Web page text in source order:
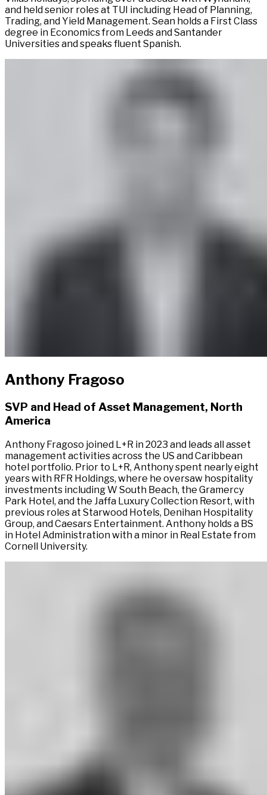
and held senior roles at TUI including Head of Planning,
Trading, and Yield Management. Sean holds a First Class
degree in Economics from Leeds and Santander
Universities and speaks fluent Spanish.​​​​‌ ‍ ​‍​‍‌‍ ‌ ​‍‌‍‍‌‌‍‌ ‌‍‍‌‌‍ ‍​‍​‍​ ‍‍​‍​‍‌ ​ ‌‍​‌‌‍ ‍‌‍‍‌‌ ‌​‌ ‍‌​‍ ‍‌‍‍‌‌‍ ​‍​‍​‍ ​​‍​‍‌‍‍​‌ ​‍‌‍‌‌‌‍‌‍​‍​‍​ ‍‍​‍​‍‌‍‍​‌ ‌​‌ ‌​‌ ​​‌ ​ ​ ‍‍​‍ ​‍ ‌‍ ​​‍ ‌‌‍​‌‌‍ ‍‌‍‌​​‍ ‌‌ ​‍​‍ ‌‌‍‍​‌‍ ‌ ‌​‌‍‌‌‌‍ ​‌ ​ ​‍ ‌‌ ​ ‌ ‌​‌ ‌‌‌‍‌​‌‍‍‌‌‍ ​‍ ‍‌ ‌‍‌‍‌‌‌ ​‍‌‍​ ‌‍‌‌‌‍ ​​‍ ‍‌‍​‌‌ ​​‌ ​​​‍ ‌‍‍‌‌‍ ‍‌ ‌​‌‍‌‌‌‍ ‍‌ ‌​​‍ ‌‍‌‌‌‍‌​‌‍‍‌‌ ‌​​‍ ‌‍ ‌‌‍ ‌‍‌​‌‍‌‌​ ‌‌ ​​‌ ​‍‌‍‌‌‌ ​ ‌‍‌‌‌‍ ‍‌ ‌​‌‍​‌‌ ‌​‌‍‍‌‌‍ ‌‍ ‍​ ‍ ‌‍‍‌‌‍‌​​ ‌​ ‌​‌‍‌‌‌‍‌‍‌‍​ ‌‍​‌‌‍‌​​ ‌‌​ ‍‌​‍ ‌​ ‍‌​ ‌‌​ ‍​‌‍‌‍​‍ ‌​ ‌​​ ​ ​ ‌ ‌‍‌‍​‍ ‌​ ‍‌​ ​ ​ ‌​​ ‍‌​‍ ‌​ ‌ ​ ‌ ​ ‌‍​ ‌‍​ ​​​ ‍​​ ‍‌​ ​‍‌‍‌‍‌‍‌‍‌‍​‌‌‍‌​​ ‍ ‌ ‌​‌ ‍‌‌ ​​‌‍‌‌​ ‌‌‍​ ‌‍ ‌ ​‍‌ ​​‌‍ ‌ ​‍‌‍​‌‌ ‌​‌‍‌‌‌‌‌​‌‍‌‌‌‍​‌‌‍ ‌‌​ ‌‌‍‌‌‌‍ ‌‌‍​‍‌‍‌‌‌ ​‍​ ‍ ‌ ​​‌‍​‌‌ ‌​‌‍‍​​ ‌‌‍​‍‌‍‍‌‌‍ ​ ‌‍​‍‌‍​‌‌ ​ ‌‍‌‌‌‌‌‌‌ ​‍‌‍ ​​ ‌‌‍‍​‌ ‌​‌ ‌​‌ ​​‌ ​ ​‍‌‌​ ​ ‌​​‌​‍‌‌​ ​‍‌​‌‍​‍‌‌​ ​‍‌​‌‍‌‍ ​​‍ ‌‌‍​‌‌‍ ‍‌‍‌​​‍ ‌‌ ​‍​‍ ‌‌‍‍​‌‍ ‌ ‌​‌‍‌‌‌‍ ​‌ ​ ​‍ ‌‌ ​ ‌ ‌​‌ ‌‌‌‍‌​‌‍‍‌‌‍ ​‍ ‍‌ ‌‍‌‍‌‌‌ ​‍‌‍​ ‌‍‌‌‌‍ ​​‍ ‍‌‍​‌‌ ​​‌ ​​​‍‌‍‌‍‍‌‌‍‌​​ ‌​ ‌​‌‍‌‌‌‍‌‍‌‍​ ‌‍​‌‌‍‌​​ ‌‌​ ‍‌​‍ ‌​ ‍‌​ ‌‌​ ‍​‌‍‌‍​‍ ‌​ ‌​​ ​ ​ ‌ ‌‍‌‍​‍ ‌​ ‍‌​ ​ ​ ‌​​ ‍‌​‍ ‌​ ‌ ​ ‌ ​ ‌‍​ ‌‍​ ​​​ ‍​​ ‍‌​ ​‍‌‍‌‍‌‍‌‍‌‍​‌‌‍‌​​‍‌‍‌ ‌​‌ ‍‌‌ ​​‌‍‌‌​ ‌‌‍​ ‌‍ ‌ ​‍‌ ​​‌‍ ‌ ​‍‌‍​‌‌ ‌​‌‍‌‌‌‌‌​‌‍‌‌‌‍​‌‌‍ ‌‌​ ‌‌‍‌‌‌‍ ‌‌‍​‍‌‍‌‌‌ ​‍​‍‌‍‌ ​​‌‍​‌‌ ‌​‌‍‍​​ ‌‌‍​‍‌‍‍‌‌‍ ​‍‌‍‌ ​​‌‍‌‌‌ ​‍‌ ​ ‌ ​​‌‍‌‌‌‍​ ‌ ‌​‌‍‍‌‌ ‌‍‌‍‌‌​ ‌‌ ​​‌ ‌‌‌‍​‍‌‍ ​‌‍‍‌‌ ​ ‌‍‍​‌‍‌‌‌‍‌​​‍​‍‌ ‌
Anthony Fragoso​​​​‌ ‍ ​‍​‍‌‍ ‌ ​‍‌‍‍‌‌‍‌ ‌‍‍‌‌‍ ‍​‍​‍​ ‍‍​‍​‍‌ ​ ‌‍​‌‌‍ ‍‌‍‍‌‌ ‌​‌ ‍‌​‍ ‍‌‍‍‌‌‍ ​‍​‍​‍ ​​‍​‍‌‍‍​‌ ​‍‌‍‌‌‌‍‌‍​‍​‍​ ‍‍​‍​‍‌‍‍​‌ ‌​‌ ‌​‌ ​​‌ ​ ​ ‍‍​‍ ​‍ ‌‍ ​​‍ ‌‌‍​‌‌‍ ‍‌‍‌​​‍ ‌‌ ​‍​‍ ‌‌‍‍​‌‍ ‌ ‌​‌‍‌‌‌‍ ​‌ ​ ​‍ ‌‌ ​ ‌ ‌​‌ ‌‌‌‍‌​‌‍‍‌‌‍ ​‍ ‍‌ ‌‍‌‍‌‌‌ ​‍‌‍​ ‌‍‌‌‌‍ ​​‍ ‍‌‍​‌‌ ​​‌ ​​​‍ ‌‍‍‌‌‍ ‍‌ ‌​‌‍‌‌‌‍ ‍‌ ‌​​‍ ‌‍‌‌‌‍‌​‌‍‍‌‌ ‌​​‍ ‌‍ ‌‌‍ ‌‍‌​‌‍‌‌​ ‌‌ ​​‌ ​‍‌‍‌‌‌ ​ ‌‍‌‌‌‍ ‍‌ ‌​‌‍​‌‌ ‌​‌‍‍‌‌‍ ‌‍ ‍​ ‍ ‌‍‍‌‌‍‌​​ ‌‌‍​ ​ ‌​​ ​‌​ ‍​‌‍‌​‌‍‌‌​ ​ ​ ‌‌​‍ ‌​ ​‍​ ‍‌​ ‍‌‌‍‌​​‍ ‌​ ‌​‌‍​‍‌‍​‍​ ‌‍​‍ ‌‌‍​‌​ ​‌​ ​ ​ ‍‌​‍ ‌‌‍‌​‌‍‌‍‌‍‌‍​ ‌‌‌‍​‍​ ‌ ‌‍‌​​ ​​‌‍‌‌​ ​ ​ ​​​ ‌‍​ ‍ ‌ ‌​‌ ‍‌‌ ​​‌‍‌‌​ ‌‌‍​ ‌‍ ‌ ​‍‌ ​​‌‍ ‌ ​‍‌‍​‌‌ ‌​‌‍‌‌‌‌‌​‌‍‌‌‌‍​‌‌‍ ‌‌​ ‌‌‍‌‌‌‍ ‌‌‍​‍‌‍‌‌‌ ​‍​ ‍ ‌ ​​‌‍​‌‌ ‌​‌‍‍​​ ‌‌‍ ‍‌‍​‌‌‍ ‌‌‍‌‌​ ‌‍​‍‌‍​‌‌ ​ ‌‍‌‌‌‌‌‌‌ ​‍‌‍ ​​ ‌‌‍‍​‌ ‌​‌ ‌​‌ ​​‌ ​ ​‍‌‌​ ​ ‌​​‌​‍‌‌​ ​‍‌​‌‍​‍‌‌​ ​‍‌​‌‍‌‍ ​​‍ ‌‌‍​‌‌‍ ‍‌‍‌​​‍ ‌‌ ​‍​‍ ‌‌‍‍​‌‍ ‌ ‌​‌‍‌‌‌‍ ​‌ ​ ​‍ ‌‌ ​ ‌ ‌​‌ ‌‌‌‍‌​‌‍‍‌‌‍ ​‍ ‍‌ ‌‍‌‍‌‌‌ ​‍‌‍​ ‌‍‌‌‌‍ ​​‍ ‍‌‍​‌‌ ​​‌ ​​​‍‌‍‌‍‍‌‌‍‌​​ ‌‌‍​ ​ ‌​​ ​‌​ ‍​‌‍‌​‌‍‌‌​ ​ ​ ‌‌​‍ ‌​ ​‍​ ‍‌​ ‍‌‌‍‌​​‍ ‌​ ‌​‌‍​‍‌‍​‍​ ‌‍​‍ ‌‌‍​‌​ ​‌​ ​ ​ ‍‌​‍ ‌‌‍‌​‌‍‌‍‌‍‌‍​ ‌‌‌‍​‍​ ‌ ‌‍‌​​ ​​‌‍‌‌​ ​ ​ ​​​ ‌‍​‍‌‍‌ ‌​‌ ‍‌‌ ​​‌‍‌‌​ ‌‌‍​ ‌‍ ‌ ​‍‌ ​​‌‍ ‌ ​‍‌‍​‌‌ ‌​‌‍‌‌‌‌‌​‌‍‌‌‌‍​‌‌‍ ‌‌​ ‌‌‍‌‌‌‍ ‌‌‍​‍‌‍‌‌‌ ​‍​‍‌‍‌ ​​‌‍​‌‌ ‌​‌‍‍​​ ‌‌‍ ‍‌‍​‌‌‍ ‌‌‍‌‌​‍‌‍‌ ​​‌‍‌‌‌ ​‍‌ ​ ‌ ​​‌‍‌‌‌‍​ ‌ ‌​‌‍‍‌‌ ‌‍‌‍‌‌​ ‌‌ ​​‌ ‌‌‌‍​‍‌‍ ​‌‍‍‌‌ ​ ‌‍‍​‌‍‌‌‌‍‌​​‍​‍‌ ‌
SVP and Head of Asset Management, North
America​​​​‌ ‍ ​‍​‍‌‍ ‌ ​‍‌‍‍‌‌‍‌ ‌‍‍‌‌‍ ‍​‍​‍​ ‍‍​‍​‍‌ ​ ‌‍​‌‌‍ ‍‌‍‍‌‌ ‌​‌ ‍‌​‍ ‍‌‍‍‌‌‍ ​‍​‍​‍ ​​‍​‍‌‍‍​‌ ​‍‌‍‌‌‌‍‌‍​‍​‍​ ‍‍​‍​‍‌‍‍​‌ ‌​‌ ‌​‌ ​​‌ ​ ​ ‍‍​‍ ​‍ ‌‍ ​​‍ ‌‌‍​‌‌‍ ‍‌‍‌​​‍ ‌‌ ​‍​‍ ‌‌‍‍​‌‍ ‌ ‌​‌‍‌‌‌‍ ​‌ ​ ​‍ ‌‌ ​ ‌ ‌​‌ ‌‌‌‍‌​‌‍‍‌‌‍ ​‍ ‍‌ ‌‍‌‍‌‌‌ ​‍‌‍​ ‌‍‌‌‌‍ ​​‍ ‍‌‍​‌‌ ​​‌ ​​​‍ ‌‍‍‌‌‍ ‍‌ ‌​‌‍‌‌‌‍ ‍‌ ‌​​‍ ‌‍‌‌‌‍‌​‌‍‍‌‌ ‌​​‍ ‌‍ ‌‌‍ ‌‍‌​‌‍‌‌​ ‌‌ ​​‌ ​‍‌‍‌‌‌ ​ ‌‍‌‌‌‍ ‍‌ ‌​‌‍​‌‌ ‌​‌‍‍‌‌‍ ‌‍ ‍​ ‍ ‌‍‍‌‌‍‌​​ ‌‌‍​ ​ ‌​​ ​‌​ ‍​‌‍‌​‌‍‌‌​ ​ ​ ‌‌​‍ ‌​ ​‍​ ‍‌​ ‍‌‌‍‌​​‍ ‌​ ‌​‌‍​‍‌‍​‍​ ‌‍​‍ ‌‌‍​‌​ ​‌​ ​ ​ ‍‌​‍ ‌‌‍‌​‌‍‌‍‌‍‌‍​ ‌‌‌‍​‍​ ‌ ‌‍‌​​ ​​‌‍‌‌​ ​ ​ ​​​ ‌‍​ ‍ ‌ ‌​‌ ‍‌‌ ​​‌‍‌‌​ ‌‌‍​ ‌‍ ‌ ​‍‌ ​​‌‍ ‌ ​‍‌‍​‌‌ ‌​‌‍‌‌‌‌‌​‌‍‌‌‌‍​‌‌‍ ‌‌​ ‌‌‍‌‌‌‍ ‌‌‍​‍‌‍‌‌‌ ​‍​ ‍ ‌ ​​‌‍​‌‌ ‌​‌‍‍​​ ‌‌ ​‍‌‍ ‌‍ ​‌‍‌‌​ ‌‍​‍‌‍​‌‌ ​ ‌‍‌‌‌‌‌‌‌ ​‍‌‍ ​​ ‌‌‍‍​‌ ‌​‌ ‌​‌ ​​‌ ​ ​‍‌‌​ ​ ‌​​‌​‍‌‌​ ​‍‌​‌‍​‍‌‌​ ​‍‌​‌‍‌‍ ​​‍ ‌‌‍​‌‌‍ ‍‌‍‌​​‍ ‌‌ ​‍​‍ ‌‌‍‍​‌‍ ‌ ‌​‌‍‌‌‌‍ ​‌ ​ ​‍ ‌‌ ​ ‌ ‌​‌ ‌‌‌‍‌​‌‍‍‌‌‍ ​‍ ‍‌ ‌‍‌‍‌‌‌ ​‍‌‍​ ‌‍‌‌‌‍ ​​‍ ‍‌‍​‌‌ ​​‌ ​​​‍‌‍‌‍‍‌‌‍‌​​ ‌‌‍​ ​ ‌​​ ​‌​ ‍​‌‍‌​‌‍‌‌​ ​ ​ ‌‌​‍ ‌​ ​‍​ ‍‌​ ‍‌‌‍‌​​‍ ‌​ ‌​‌‍​‍‌‍​‍​ ‌‍​‍ ‌‌‍​‌​ ​‌​ ​ ​ ‍‌​‍ ‌‌‍‌​‌‍‌‍‌‍‌‍​ ‌‌‌‍​‍​ ‌ ‌‍‌​​ ​​‌‍‌‌​ ​ ​ ​​​ ‌‍​‍‌‍‌ ‌​‌ ‍‌‌ ​​‌‍‌‌​ ‌‌‍​ ‌‍ ‌ ​‍‌ ​​‌‍ ‌ ​‍‌‍​‌‌ ‌​‌‍‌‌‌‌‌​‌‍‌‌‌‍​‌‌‍ ‌‌​ ‌‌‍‌‌‌‍ ‌‌‍​‍‌‍‌‌‌ ​‍​‍‌‍‌ ​​‌‍​‌‌ ‌​‌‍‍​​ ‌‌ ​‍‌‍ ‌‍ ​‌‍‌‌​‍‌‍‌ ​​‌‍‌‌‌ ​‍‌ ​ ‌ ​​‌‍‌‌‌‍​ ‌ ‌​‌‍‍‌‌ ‌‍‌‍‌‌​ ‌‌ ​​‌ ‌‌‌‍​‍‌‍ ​‌‍‍‌‌ ​ ‌‍‍​‌‍‌‌‌‍‌​​‍​‍‌ ‌
Anthony Fragoso joined L+R in 2023 and leads all asset
management activities across the US and Caribbean
hotel portfolio. Prior to L+R, Anthony spent nearly eight
years with RFR Holdings, where he oversaw hospitality
investments including W South Beach, the Gramercy
Park Hotel, and the Jaffa Luxury Collection Resort, with
previous roles at Starwood Hotels, Denihan Hospitality
Group, and Caesars Entertainment. Anthony holds a BS
in Hotel Administration with a minor in Real Estate from
Cornell University.​​​​‌ ‍ ​‍​‍‌‍ ‌ ​‍‌‍‍‌‌‍‌ ‌‍‍‌‌‍ ‍​‍​‍​ ‍‍​‍​‍‌ ​ ‌‍​‌‌‍ ‍‌‍‍‌‌ ‌​‌ ‍‌​‍ ‍‌‍‍‌‌‍ ​‍​‍​‍ ​​‍​‍‌‍‍​‌ ​‍‌‍‌‌‌‍‌‍​‍​‍​ ‍‍​‍​‍‌‍‍​‌ ‌​‌ ‌​‌ ​​‌ ​ ​ ‍‍​‍ ​‍ ‌‍ ​​‍ ‌‌‍​‌‌‍ ‍‌‍‌​​‍ ‌‌ ​‍​‍ ‌‌‍‍​‌‍ ‌ ‌​‌‍‌‌‌‍ ​‌ ​ ​‍ ‌‌ ​ ‌ ‌​‌ ‌‌‌‍‌​‌‍‍‌‌‍ ​‍ ‍‌ ‌‍‌‍‌‌‌ ​‍‌‍​ ‌‍‌‌‌‍ ​​‍ ‍‌‍​‌‌ ​​‌ ​​​‍ ‌‍‍‌‌‍ ‍‌ ‌​‌‍‌‌‌‍ ‍‌ ‌​​‍ ‌‍‌‌‌‍‌​‌‍‍‌‌ ‌​​‍ ‌‍ ‌‌‍ ‌‍‌​‌‍‌‌​ ‌‌ ​​‌ ​‍‌‍‌‌‌ ​ ‌‍‌‌‌‍ ‍‌ ‌​‌‍​‌‌ ‌​‌‍‍‌‌‍ ‌‍ ‍​ ‍ ‌‍‍‌‌‍‌​​ ‌‌‍​ ​ ‌​​ ​‌​ ‍​‌‍‌​‌‍‌‌​ ​ ​ ‌‌​‍ ‌​ ​‍​ ‍‌​ ‍‌‌‍‌​​‍ ‌​ ‌​‌‍​‍‌‍​‍​ ‌‍​‍ ‌‌‍​‌​ ​‌​ ​ ​ ‍‌​‍ ‌‌‍‌​‌‍‌‍‌‍‌‍​ ‌‌‌‍​‍​ ‌ ‌‍‌​​ ​​‌‍‌‌​ ​ ​ ​​​ ‌‍​ ‍ ‌ ‌​‌ ‍‌‌ ​​‌‍‌‌​ ‌‌‍​ ‌‍ ‌ ​‍‌ ​​‌‍ ‌ ​‍‌‍​‌‌ ‌​‌‍‌‌‌‌‌​‌‍‌‌‌‍​‌‌‍ ‌‌​ ‌‌‍‌‌‌‍ ‌‌‍​‍‌‍‌‌‌ ​‍​ ‍ ‌ ​​‌‍​‌‌ ‌​‌‍‍​​ ‌‌‍​‍‌‍‍‌‌‍ ​ ‌‍​‍‌‍​‌‌ ​ ‌‍‌‌‌‌‌‌‌ ​‍‌‍ ​​ ‌‌‍‍​‌ ‌​‌ ‌​‌ ​​‌ ​ ​‍‌‌​ ​ ‌​​‌​‍‌‌​ ​‍‌​‌‍​‍‌‌​ ​‍‌​‌‍‌‍ ​​‍ ‌‌‍​‌‌‍ ‍‌‍‌​​‍ ‌‌ ​‍​‍ ‌‌‍‍​‌‍ ‌ ‌​‌‍‌‌‌‍ ​‌ ​ ​‍ ‌‌ ​ ‌ ‌​‌ ‌‌‌‍‌​‌‍‍‌‌‍ ​‍ ‍‌ ‌‍‌‍‌‌‌ ​‍‌‍​ ‌‍‌‌‌‍ ​​‍ ‍‌‍​‌‌ ​​‌ ​​​‍‌‍‌‍‍‌‌‍‌​​ ‌‌‍​ ​ ‌​​ ​‌​ ‍​‌‍‌​‌‍‌‌​ ​ ​ ‌‌​‍ ‌​ ​‍​ ‍‌​ ‍‌‌‍‌​​‍ ‌​ ‌​‌‍​‍‌‍​‍​ ‌‍​‍ ‌‌‍​‌​ ​‌​ ​ ​ ‍‌​‍ ‌‌‍‌​‌‍‌‍‌‍‌‍​ ‌‌‌‍​‍​ ‌ ‌‍‌​​ ​​‌‍‌‌​ ​ ​ ​​​ ‌‍​‍‌‍‌ ‌​‌ ‍‌‌ ​​‌‍‌‌​ ‌‌‍​ ‌‍ ‌ ​‍‌ ​​‌‍ ‌ ​‍‌‍​‌‌ ‌​‌‍‌‌‌‌‌​‌‍‌‌‌‍​‌‌‍ ‌‌​ ‌‌‍‌‌‌‍ ‌‌‍​‍‌‍‌‌‌ ​‍​‍‌‍‌ ​​‌‍​‌‌ ‌​‌‍‍​​ ‌‌‍​‍‌‍‍‌‌‍ ​‍‌‍‌ ​​‌‍‌‌‌ ​‍‌ ​ ‌ ​​‌‍‌‌‌‍​ ‌ ‌​‌‍‍‌‌ ‌‍‌‍‌‌​ ‌‌ ​​‌ ‌‌‌‍​‍‌‍ ​‌‍‍‌‌ ​ ‌‍‍​‌‍‌‌‌‍‌​​‍​‍‌ ‌